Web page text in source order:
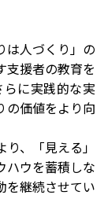
は人づくり」の
支援者の教育を
に実践的な実
の価値をより向
、「見える」
ハウを蓄積しな
を継続させてい